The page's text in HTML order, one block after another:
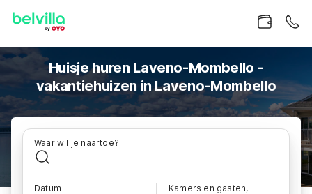
Huisje huren Laveno-Mombello -
vakantiehuizen in Laveno-Mombello
Waar wil je naartoe?
Datum Kamers en gasten,